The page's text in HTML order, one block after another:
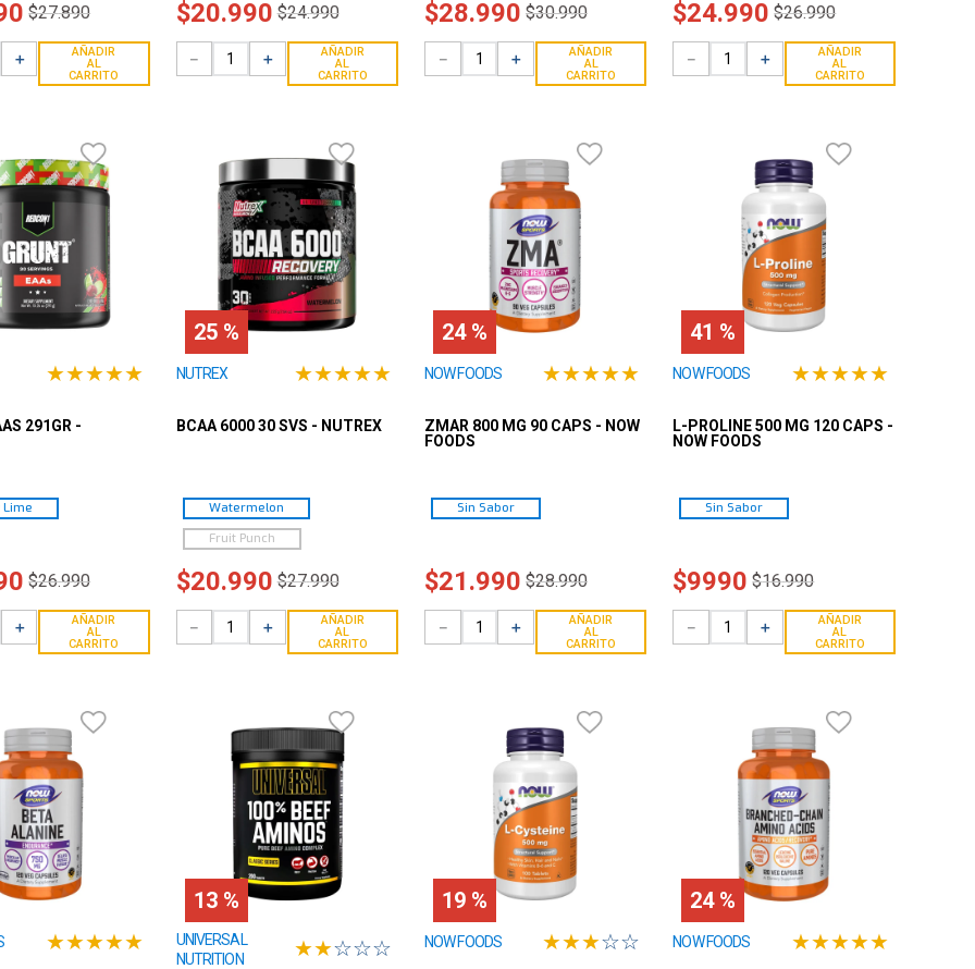
$27.890
＋
AÑADIR
AL
CARRITO
$20.990 $24.990
＋
－
AÑADIR
AL
CARRITO
$28.990 $30.990
＋
－
AÑADIR
AL
CARRITO
$24.990 $26.990
＋
－
AÑADIR
AL
CARRITO
★★★★★
291GR -
Lime
$26.990
＋
AÑADIR
AL
CARRITO
25 %
NUTREX ★★★★★
BCAA 6000 30 SVS - NUTREX
Watermelon
Fruit Punch
$20.990 $27.990
＋
－
AÑADIR
AL
CARRITO
24 %
NOW FOODS ★★★★★
ZMAR 800 MG 90 CAPS - NOW
FOODS
Sin Sabor
$21.990 $28.990
＋
－
AÑADIR
AL
CARRITO
41 %
NOW FOODS ★★★★★
L-PROLINE 500 MG 120 CAPS -
NOW FOODS
Sin Sabor
$9990 $16.990
＋
－
AÑADIR
AL
CARRITO
★★★★★
13 %
UNIVERSAL
NUTRITION
★★☆☆☆
19 %
NOW FOODS ★★★☆☆
24 %
NOW FOODS ★★★★★